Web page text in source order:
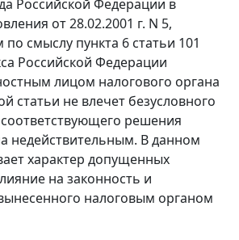
Российской Федерации в
от 28.02.2001 г. N 5,
по смыслу пункта 6 статьи 101
Российской Федерации
лицом налогового органа
статьи не влечет безусловного
решения
недействительным. В данном
характер допущенных
на законность и
налоговым органом